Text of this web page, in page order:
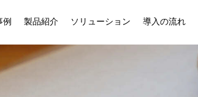
例 製品紹介 ソリューション 導入の流れ